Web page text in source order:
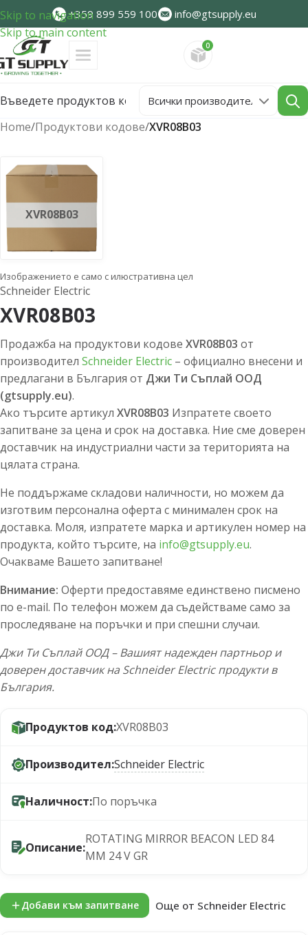
Skip to navigation
Skip to main content
+359 899 559 100 info@gtsupply.eu
0
Home/Продуктови кодове/XVR08B03
XVR08B03
Изображението е само с илюстративна цел
Schneider Electric
XVR08B03
Продажба на продуктови кодове XVR08B03 от
производител Schneider Electric – официално внесени и
предлагани в България от Джи Ти Съплай ООД
(gtsupply.eu).
Ако търсите артикул XVR08B03 Изпратете своето
запитване за цена и срок на доставка. Ние сме доверен
доставчик на индустриални части за територията на
цялата страна.
Не поддържаме складови наличности, но можем да
изготвим персонална оферта с минимален срок на
доставка. Моля, изпратете марка и артикулен номер на
продукта, който търсите, на info@gtsupply.eu.
Очакваме Вашето запитване!
Внимание: Оферти предоставяме единствено писмено
по e-mail. По телефон можем да съдействаме само за
проследяване на поръчки и при спешни случаи.
Джи Ти Съплай ООД – Вашият надежден партньор и
доверен доставчик на Schneider Electric продукти в
България.
Продуктов код:XVR08B03
Производител:Schneider Electric
Наличност:По поръчка
Описание:
ROTATING MIRROR BEACON LED 84
MM 24 V GR
Добави към запитване Още от Schneider Electric